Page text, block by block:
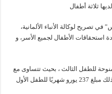
ثلاثة أطفال
في تصريح لوكالة الأنباء الألمانية،
استحقاقات الأطفال لجميع الأسر، و
للطفل الثالث ، بحيث تتساوى مع
نفس استحقاق أول طفلين”. “و يعني ذلك مبلغ 237 يورو شهريًا للطفل الأول